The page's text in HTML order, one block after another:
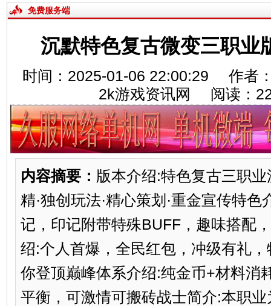
免费服务端
沉默特色复古微变三职业
时间：2025-01-06 22:00:29 作者
2k游戏资讯网 阅读：
内容摘要： 版本介绍:特色复古三职
精·独创玩法·精心策划·重金宣传特
记，印记附带特殊BUFF，趣味搭配
绍:个人首爆，全民红包，冲级有礼
你登顶巅峰体系介绍:纯金币+材料消
平衡，可激情可搬砖战士简介:本职